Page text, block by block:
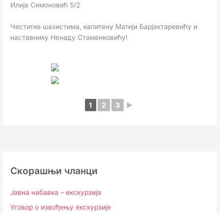
Илија Симоновић 5/2
Честитке шахистима, капитену Матији Барјактаревићу и
наставнику Ненаду Стаменковићу!
1 2 3 ►
Скорашњи чланци
Јавна набавка – екскурзија
Уговор о извођењу екскурзије